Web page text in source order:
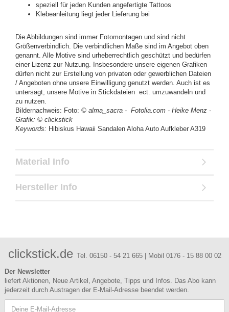
speziell für jeden Kunden angefertigte Tattoos
Klebeanleitung liegt jeder Lieferung bei
Die Abbildungen sind immer Fotomontagen und sind nicht
Größenverbindlich. Die verbindlichen Maße sind im Angebot oben
genannt. Alle Motive sind urheberrechtlich geschützt und bedürfen
einer Lizenz zur Nutzung. Insbesondere unsere eigenen Grafiken
dürfen nicht zur Erstellung von privaten oder gewerblichen Dateien
/ Angeboten ohne unsere Einwilligung genutzt werden. Auch ist es
untersagt, unsere Motive in Stickdateien ect. umzuwandeln und
zu nutzen.
Bildernachweis: Foto: © alma_sacra - Fotolia.com - Heike Menz -
Grafik: © clickstick
Keywords: Hibiskus Hawaii Sandalen Aloha Auto Aufkleber A319
Material Info
Hersteller Info
clickstick.de Tel. 06150 - 54 21 665 | Mobil 0176 - 15 88 00 02
Der Newsletter
liefert Aktionen, Neue Artikel, Angebote, Tipps und Infos. Das Abo kann
jederzeit durch Austragen der E-Mail-Adresse beendet werden.